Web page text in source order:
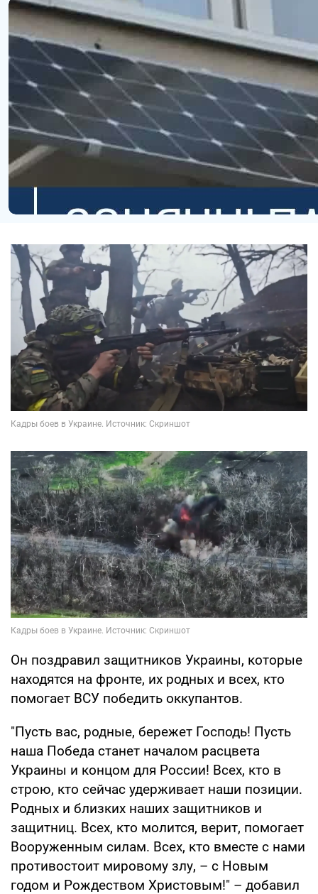
Он поздравил защитников Украины, которые
находятся на фронте, их родных и всех, кто
помогает ВСУ победить оккупантов.
"Пусть вас, родные, бережет Господь! Пусть
наша Победа станет началом расцвета
Украины и концом для России! Всех, кто в
строю, кто сейчас удерживает наши позиции.
Родных и близких наших защитников и
защитниц. Всех, кто молится, верит, помогает
Вооруженным силам. Всех, кто вместе с нами
противостоит мировому злу, – с Новым
годом и Рождеством Христовым!" – добавил